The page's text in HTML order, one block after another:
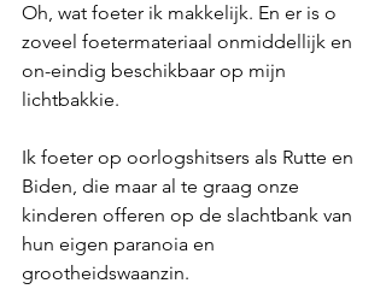
Oh, wat foeter ik makkelijk. En er is o
zoveel foetermateriaal onmiddellijk en
on-eindig beschikbaar op mijn
lichtbakkie.
Ik foeter op oorlogshitsers als Rutte en
Biden, die maar al te graag onze
kinderen offeren op de slachtbank van
hun eigen paranoia en
grootheidswaanzin.